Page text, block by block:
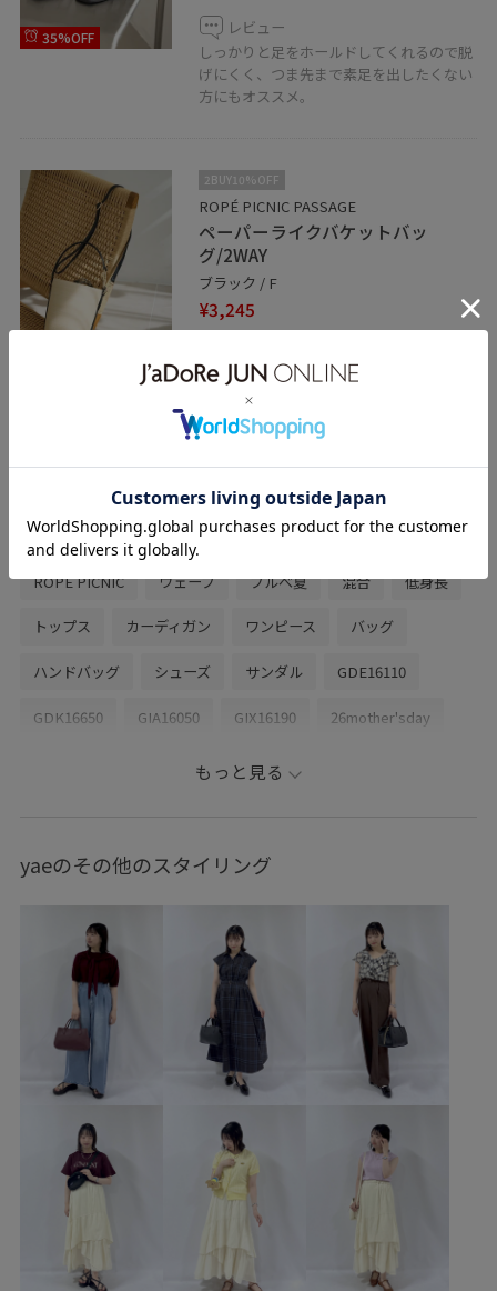
35%OFF
レビュー
しっかりと足をホールドしてくれるので脱
げにくく、つま先まで素足を出したくない
方にもオススメ。
2BUY10%OFF
ROPÉ PICNIC PASSAGE
ペーパーライクバケットバッ
グ/2WAY
ブラック / F
¥3,245
丸みのあるデザインで、カジュアルコーデ
からキレイめまで幅広く合わせやすいバッ
グです。
ます。
関連タグ
ROPÉ PICNIC ウェーブ ブルべ夏 混合 低身長
トップス カーディガン ワンピース バッグ
ハンドバッグ シューズ サンダル GDE16110
GDK16650 GIA16050 GIX16190 26mother'sday
26SSRPgoods
RP26SS_goods RP26SS_サマーニット
さらりとした ちょうど良い丈感 インナーパンツ
イージーケア ウォーム感 オーバーサイズ
カジュアル カジュアルすぎない カラーニット
キッズ コットン コントラスト
シャツ ショート丈
シワになりにくい シンプルコーデ スカーフ
スクエアトゥ スタイルアップ
セットアップ ソックス
もっと見る
yaeのその他のスタイリング